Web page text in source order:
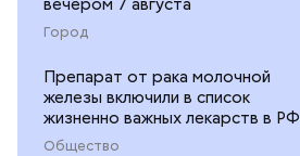
Город
Препарат от рака молочной
железы включили в список
жизненно важных лекарств в РФ
Общество